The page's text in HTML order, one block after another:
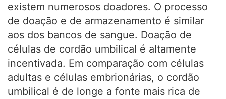
existem numerosos doadores. O processo
de doação e de armazenamento é similar
aos dos bancos de sangue. Doação de
células de cordão umbilical é altamente
incentivada. Em comparação com células
adultas e células embrionárias, o cordão
umbilical é de longe a fonte mais rica de